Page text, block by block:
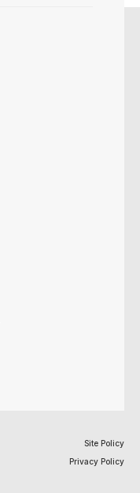
Site Policy
Privacy Policy